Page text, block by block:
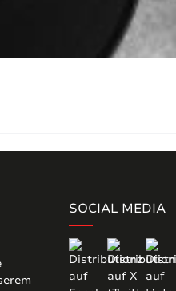
SOCIAL MEDIA